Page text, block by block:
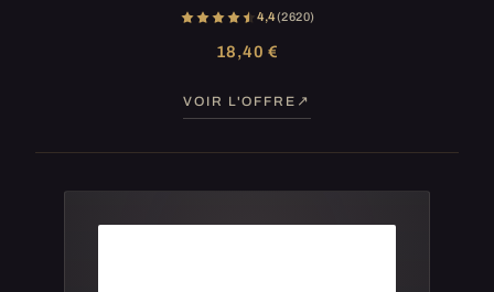
4,4(2 620)
18,40 €
VOIR L'OFFRE